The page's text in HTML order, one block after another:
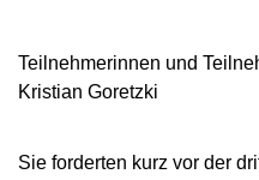
Teilnehmerinnen und
Kristian Goretzki
Sie forderten kurz vor der